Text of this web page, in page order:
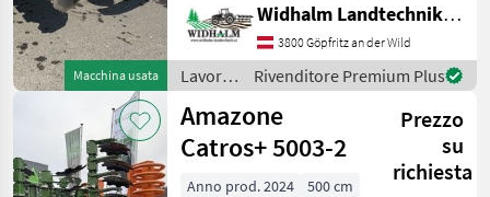
Macchina usata
Seitenbegrenzungsbleche -
Beleuchtung -
Randscheiben klappbar - 1.
Reihe
Scheibendurchmesser
45cm - 2. Reihe
Widhalm Landtechnik GmbH
3800 Göpfritz an der Wild
Lavorazione
terreno
/
Mandam
Rivenditore Premium Plus
Amazone
Catros+ 5003-2
Prezzo
su
richiesta
Anno prod. 2024
500 cm